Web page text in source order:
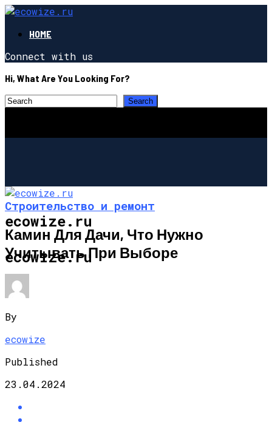
HOME
Connect with us
Hi, What Are You Looking For?
ecowize.ru
ecowize.ru
Строительство и ремонт
Камин Для Дачи, Что Нужно
Учитывать При Выборе
By
ecowize
Published
23.04.2024